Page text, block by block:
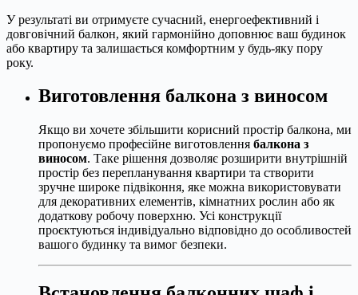
У результаті ви отримуєте сучасний, енергоефективний і
довговічний балкон, який гармонійно доповнює ваш будинок
або квартиру та залишається комфортним у будь-яку пору
року.
Виготовлення балкона з виносом
Якщо ви хочете збільшити корисний простір балкона, ми
пропонуємо професійне виготовлення балкона з
виносом. Таке рішення дозволяє розширити внутрішній
простір без перепланування квартири та створити
зручне широке підвіконня, яке можна використовувати
для декоративних елементів, кімнатних рослин або як
додаткову робочу поверхню. Усі конструкції
проєктуються індивідуально відповідно до особливостей
вашого будинку та вимог безпеки.